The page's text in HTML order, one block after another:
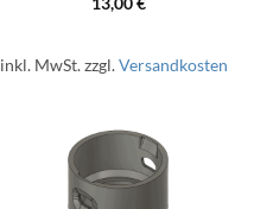
inkl. MwSt.zzgl.Versandkosten